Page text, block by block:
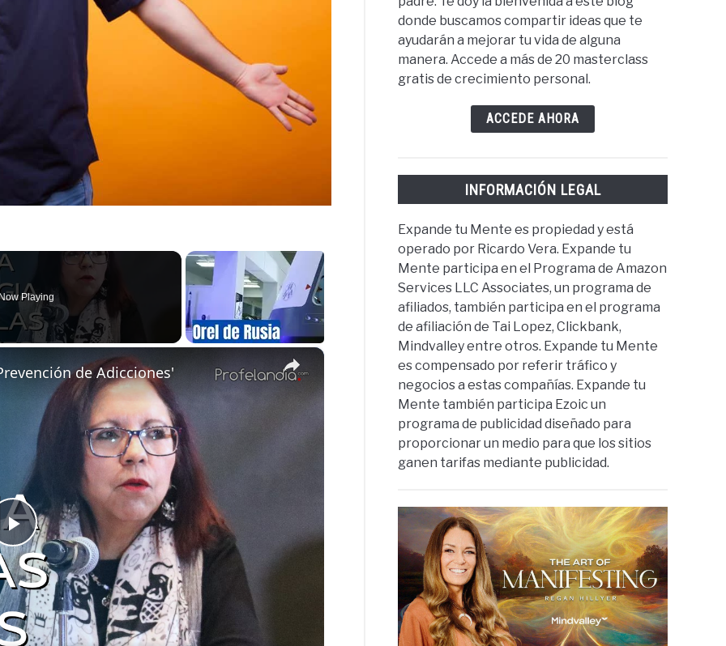
Playing
×
Play
Video
de Adicciones'
donde buscamos compartir ideas que te
ayudarán a mejorar tu vida de alguna
manera. Accede a más de 20 masterclass
gratis de crecimiento personal.
ACCEDE AHORA
INFORMACIÓN LEGAL
Expande tu Mente es propiedad y está
operado por Ricardo Vera. Expande tu
Mente participa en el Programa de Amazon
Services LLC Associates, un programa de
afiliados, también participa en el programa
de afiliación de Tai Lopez, Clickbank,
Mindvalley entre otros. Expande tu Mente
es compensado por referir tráfico y
negocios a estas compañías. Expande tu
Mente también participa Ezoic un
programa de publicidad diseñado para
proporcionar un medio para que los sitios
ganen tarifas mediante publicidad.